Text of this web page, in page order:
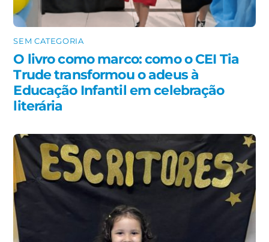
SEM CATEGORIA
O livro como marco: como o CEI Tia
Trude transformou o adeus à
Educação Infantil em celebração
literária